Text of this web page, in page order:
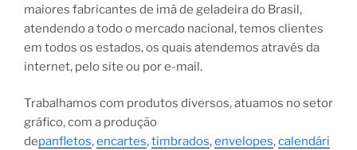
maiores fabricantes de imã de geladeira do Brasil,
atendendo a todo o mercado nacional, temos clientes
em todos os estados, os quais atendemos através da
internet, pelo site ou por e-mail.
Trabalhamos com produtos diversos, atuamos no setor
gráfico, com a produção
depanfletos,encartes,timbrados,envelopes,calendári